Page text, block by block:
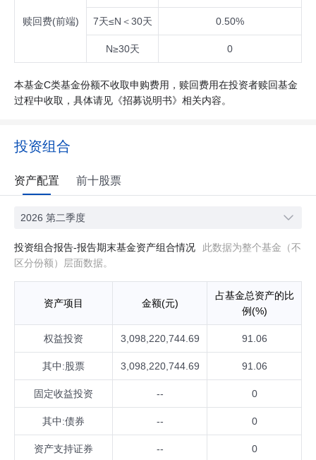
赎回费(前端) 7天≤N＜30天 0.50%
N≥30天 0
本基金C类基金份额不收取申购费用，赎回费用在投资者赎回基金
过程中收取，具体请见《招募说明书》相关内容。
投资组合
资产配置 前十股票
2026 第二季度
投资组合报告-报告期末基金资产组合情况
此数据为整个基金（不
区分份额）层面数据。
资产项目 金额(元)
占基金总资产的比
例(%)
权益投资 3,098,220,744.69 91.06
其中:股票 3,098,220,744.69 91.06
固定收益投资 -- 0
其中:债券 -- 0
资产支持证券 -- 0